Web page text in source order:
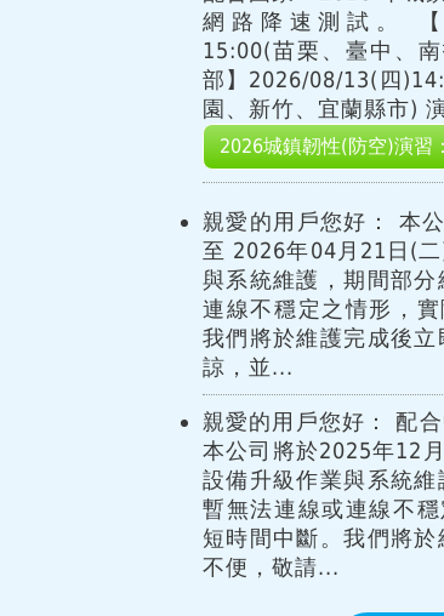
網路降速測試。 【
15:00(苗栗、臺中、
部】2026/08/13(四
園、新竹、宜蘭縣市)
2026城鎮韌性(防空)演習
親愛的用戶您好： 本
至 2026年04月21日(
與系統維護，期間部
連線不穩定之情形，
我們將於維護完成後
諒，並...
親愛的用戶您好： 配
本公司將於2025年12
設備升級作業與系統
暫無法連線或連線不
短時間中斷。我們將
不便，敬請...